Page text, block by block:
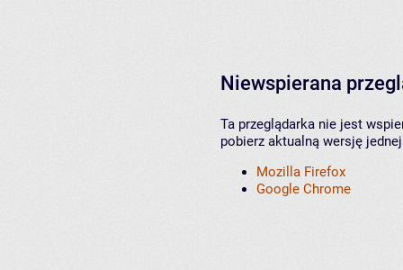
Niewspierana
Ta przeglądarka nie jest
pobierz aktualną wersję
Mozilla Firefox
Google Chrome